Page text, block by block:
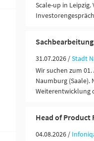
Scale-up in
31.07.2026 /Stadt
Wir suchen zum
Naumburg (Saale).
Weiterentwicklung
Head of Product
04.08.2026 /